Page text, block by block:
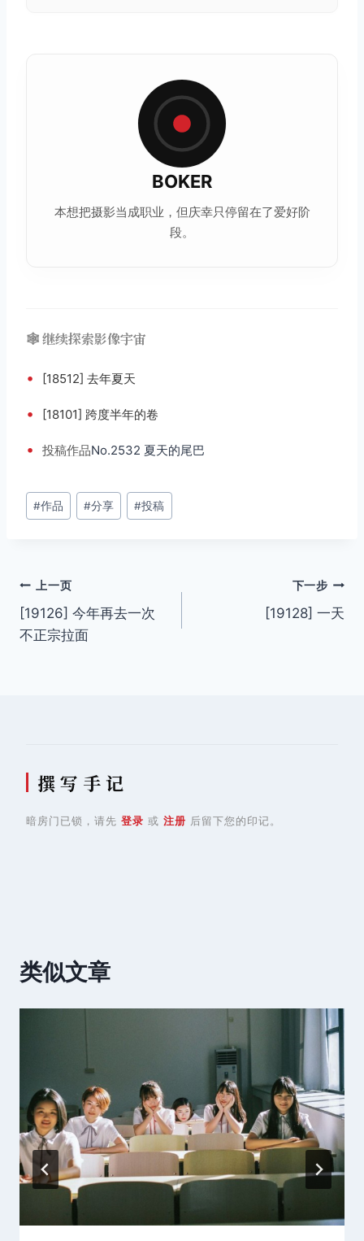
BOKER
本想把摄影当成职业，但庆幸只停留在了爱好阶
段。
🕸️ 继续探索影像宇宙
• [18512] 去年夏天
• [18101] 跨度半年的卷
• 投稿作品No.2532 夏天的尾巴
文
章
#作品 #分享 #投稿
文
章
上一页
[19126] 今年再去一次
不正宗拉面
下一步
[19128] 一天
撰 写 手 记
暗房门已锁，请先 登录 或 注册 后留下您的印记。
类似文章